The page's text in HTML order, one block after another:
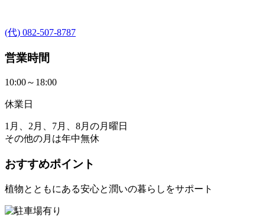
(代) 082-507-8787
営業時間
10:00～18:00
休業日
1月、2月、7月、8月の月曜日
その他の月は年中無休
おすすめポイント
植物とともにある安心と潤いの暮らしをサポート